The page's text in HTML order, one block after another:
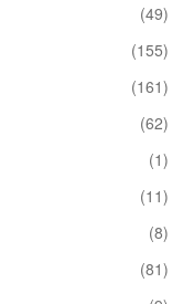
(49)
(155)
(161)
(62)
(1)
(11)
(8)
(81)